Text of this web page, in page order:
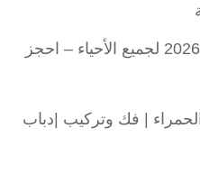
أفضل دباب نقل عفش جدة 2026 لجميع الأحياء – احجز
| فك وتركيب |دباب